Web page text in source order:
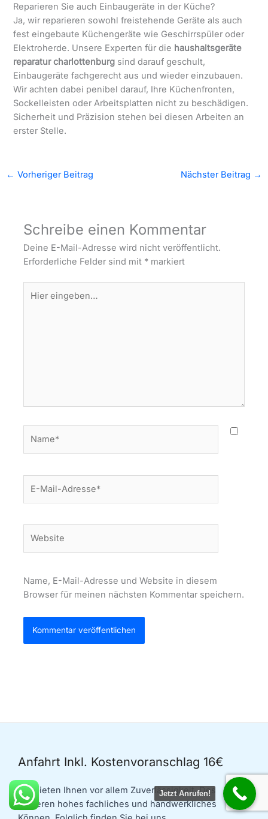
Reparieren Sie auch Einbaugeräte in der Küche?
Ja, wir reparieren sowohl freistehende Geräte als auch
fest eingebaute Küchengeräte wie Geschirrspüler oder
Elektroherde. Unsere Experten für die haushaltsgeräte
reparatur charlottenburg sind darauf geschult,
Einbaugeräte fachgerecht aus und wieder einzubauen.
Wir achten dabei penibel darauf, Ihre Küchenfronten,
Sockelleisten oder Arbeitsplatten nicht zu beschädigen.
Sicherheit und Präzision stehen bei diesen Arbeiten an
erster Stelle.
← Vorheriger Beitrag Nächster Beitrag →
Schreibe einen Kommentar
Deine E-Mail-Adresse wird nicht veröffentlicht.
Erforderliche Felder sind mit * markiert
eingeben…
Mail-
Name, E-Mail-Adresse und Website in diesem
Browser für meinen nächsten Kommentar speichern.
Anfahrt Inkl. Kostenvoranschlag 16€
Wir bieten Ihnen vor allem Zuverlässigkeit. Des
weiteren hohes fachliches und handwerkliches
Jetzt Anrufen!